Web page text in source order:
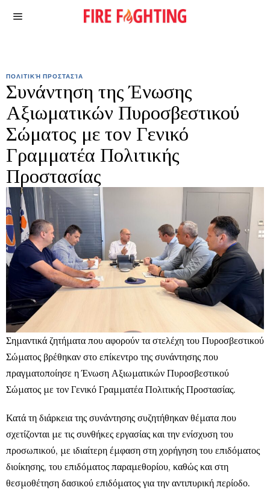
ΠΟΛΙΤΙΚΉ ΠΡΟΣΤΑΣΊΑ
Συνάντηση της Ένωσης
Αξιωματικών Πυροσβεστικού
Σώματος με τον Γενικό
Γραμματέα Πολιτικής
Προστασίας
Σημαντικά ζητήματα που αφορούν τα στελέχη του Πυροσβεστικού
Σώματος βρέθηκαν στο επίκεντρο της συνάντησης που
πραγματοποίησε η Ένωση Αξιωματικών Πυροσβεστικού
Σώματος με τον Γενικό Γραμματέα Πολιτικής Προστασίας.
Κατά τη διάρκεια της συνάντησης συζητήθηκαν θέματα που
σχετίζονται με τις συνθήκες εργασίας και την ενίσχυση του
προσωπικού, με ιδιαίτερη έμφαση στη χορήγηση του επιδόματος
διοίκησης, του επιδόματος παραμεθορίου, καθώς και στη
θεσμοθέτηση δασικού επιδόματος για την αντιπυρική περίοδο.